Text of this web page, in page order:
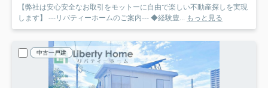
【弊社は安心安全なお取引をモットーに自由で楽しい不動産探しを実現
します】 ---リバティーホームのご案内--- ◆経験豊... もっと見る
中古一戸建